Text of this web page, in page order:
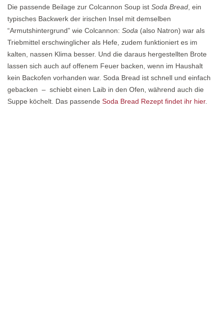
Die passende Beilage zur Colcannon Soup ist Soda Bread, ein
typisches Backwerk der irischen Insel mit demselben
“Armutshintergrund” wie Colcannon: Soda (also Natron) war als
Triebmittel erschwinglicher als Hefe, zudem funktioniert es im
kalten, nassen Klima besser. Und die daraus hergestellten Brote
lassen sich auch auf offenem Feuer backen, wenn im Haushalt
kein Backofen vorhanden war. Soda Bread ist schnell und einfach
gebacken – schiebt einen Laib in den Ofen, während auch die
Suppe köchelt. Das passende Soda Bread Rezept findet ihr hier.